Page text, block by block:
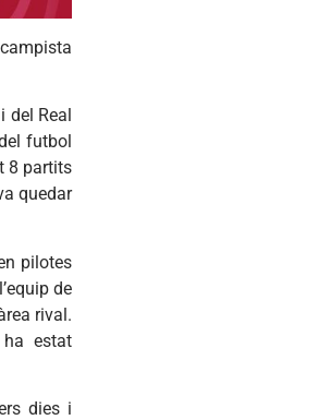
del Real
futbol
8 partits
quedar
pilotes
de
rival.
estat
dies i